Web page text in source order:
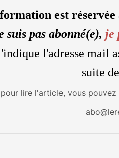
est réservée
suis pas abonné(e), je
l'adresse mail
suite
lire l'article, vous